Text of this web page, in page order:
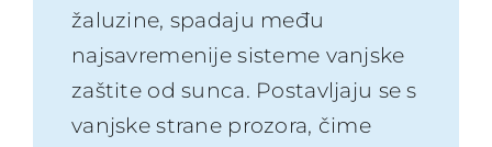
žaluzine, spadaju među
najsavremenije sisteme vanjske
zaštite od sunca. Postavljaju se s
vanjske strane prozora, čime